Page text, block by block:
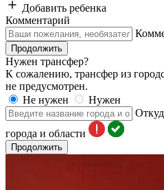
Добавить ребенка
Комментарий
Продолжить
Нужен трансфер?
К сожалению, трансфер из
не предусмотрен.
Не нужен
Нужен
города и области
Продолжить